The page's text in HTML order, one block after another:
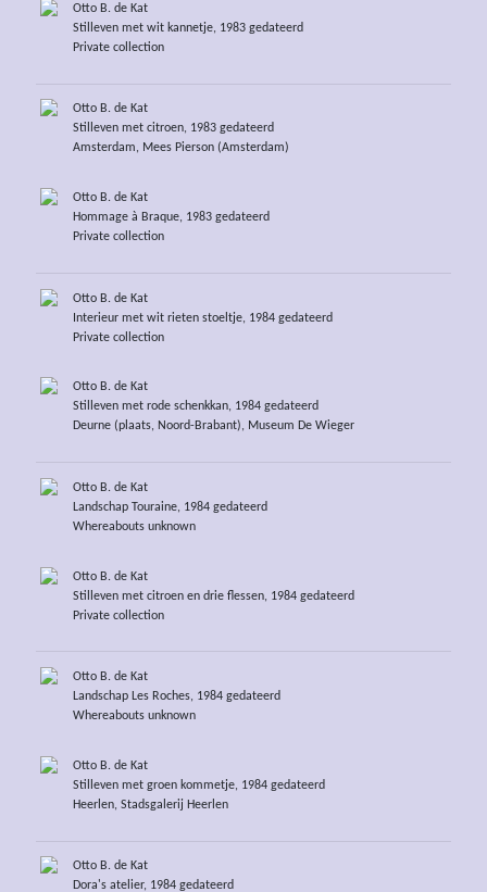
Otto B. de Kat
Stilleven met wit kannetje, 1983 gedateerd
Private collection
Otto B. de Kat
Stilleven met citroen, 1983 gedateerd
Amsterdam, Mees Pierson (Amsterdam)
Otto B. de Kat
Hommage à Braque, 1983 gedateerd
Private collection
Otto B. de Kat
Interieur met wit rieten stoeltje, 1984 gedateerd
Private collection
Otto B. de Kat
Stilleven met rode schenkkan, 1984 gedateerd
Deurne (plaats, Noord-Brabant), Museum De Wieger
Otto B. de Kat
Landschap Touraine, 1984 gedateerd
Whereabouts unknown
Otto B. de Kat
Stilleven met citroen en drie flessen, 1984 gedateerd
Private collection
Otto B. de Kat
Landschap Les Roches, 1984 gedateerd
Whereabouts unknown
Otto B. de Kat
Stilleven met groen kommetje, 1984 gedateerd
Heerlen, Stadsgalerij Heerlen
Otto B. de Kat
Dora's atelier, 1984 gedateerd